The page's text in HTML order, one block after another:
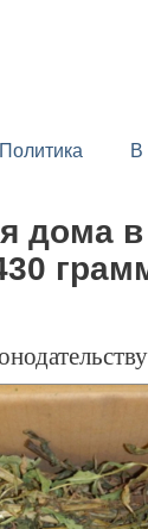
Политика В
дома в